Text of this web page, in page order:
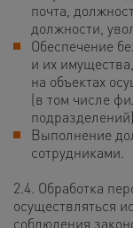
почта,
должности,
Обеспечение
и их
на объектах
(в том числе
подразделений).
Выполнение
сотрудниками.
2.4. Обработка
осуществляться
соблюдения